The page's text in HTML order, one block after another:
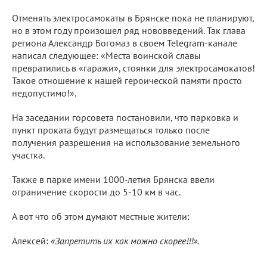
Отменять электросамокаты в Брянске пока не планируют,
но в этом году произошел ряд нововведений. Так глава
региона Александр Богомаз в своем Telegram-канале
написал следующее: «Места воинской славы
превратились в «гаражи», стоянки для электросамокатов!
Такое отношение к нашей героической памяти просто
недопустимо!».
На заседании горсовета постановили, что парковка и
пункт проката будут размещаться только после
получения разрешения на использование земельного
участка.
Также в парке имени 1000-летия Брянска ввели
ограничение скорости до 5-10 км в час.
А вот что об этом думают местные жители:
Алексей: «Запретить их как можно скорее!!!».